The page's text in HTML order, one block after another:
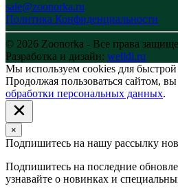
sale@zoonorka.ru
Политика Конфиденциальности
© 2026 Zoonorka - Все права
Разработка и дизайн: welldi.ru
Мы используем cookies для
Продолжая пользоваться сайтом,
обработки персональных данных.
×
Подпишитесь на нашу рассылку
Подпишитесь на последние
узнавайте о новинках и